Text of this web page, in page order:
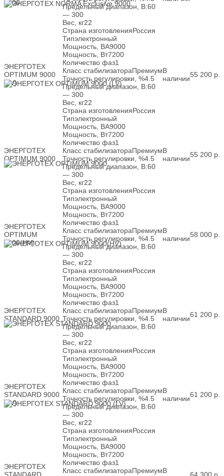
9000
Предельный диапазон, В:60
— 300
Вес, кг22
Страна изготовленияРоссия
ЭНЕРГОТЕХ
OPTIMUM 9000
(LV)
Типэлектронный
Мощность, ВА9000
Мощность, Вт7200
Количество фаз1
Класс стабилизатораПремиум
Точность регулировки, %4.5
Предельный диапазон, В:60
— 300
Вес, кг22
Страна изготовленияРоссия
В
наличии55 200 р.
ЭНЕРГОТЕХ
OPTIMUM 9000
Типэлектронный
Мощность, ВА9000
Мощность, Вт7200
Количество фаз1
Класс стабилизатораПремиум
Точность регулировки, %4.5
Предельный диапазон, В:60
— 300
Вес, кг22
Страна изготовленияРоссия
В
наличии55 200 р.
ЭНЕРГОТЕХ
OPTIMUM
9000(HV)
Типэлектронный
Мощность, ВА9000
Мощность, Вт7200
Количество фаз1
Класс стабилизатораПремиум
Точность регулировки, %4.5
Предельный диапазон, В:60
— 300
Вес, кг22
Страна изготовленияРоссия
В
наличии58 000 р.
ЭНЕРГОТЕХ
STANDARD 9000
Типэлектронный
Мощность, ВА9000
Мощность, Вт7200
Количество фаз1
Класс стабилизатораПремиум
Точность регулировки, %4.5
Предельный диапазон, В:60
— 300
Вес, кг22
Страна изготовленияРоссия
В
наличии61 200 р.
ЭНЕРГОТЕХ
STANDARD 9000
(LV)
Типэлектронный
Мощность, ВА9000
Мощность, Вт7200
Количество фаз1
Класс стабилизатораПремиум
Точность регулировки, %4.5
Предельный диапазон, В:60
— 300
Вес, кг22
Страна изготовленияРоссия
В
наличии61 200 р.
ЭНЕРГОТЕХ
Типэлектронный
Мощность, ВА9000
Мощность, Вт7200
Количество фаз1
Класс стабилизатораПремиумВ